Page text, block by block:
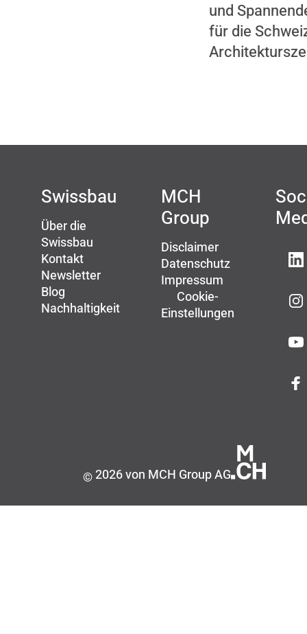
und
für die
Swissbau
Über die
Swissbau
Kontakt
Newsletter
Blog
Nachhaltigkeit
MCH
Group
Disclaimer
Datenschutz
Impressum
Cookie-
Einstellungen
©2026 von MCH Group AG